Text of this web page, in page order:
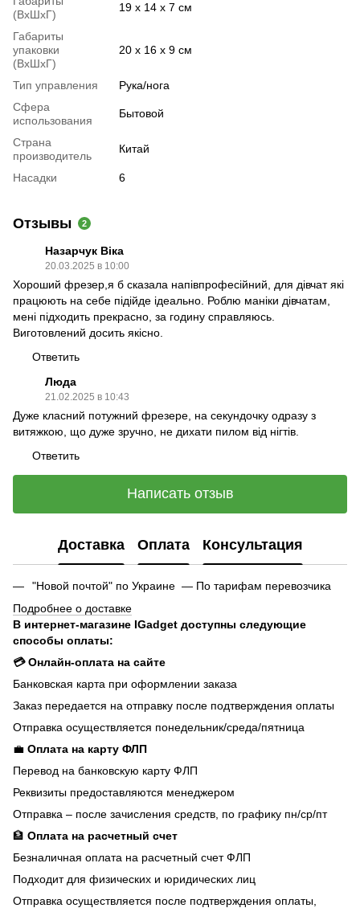
(ВхШхГ)
19 х 14 х 7 см
Габариты
упаковки
(ВхШхГ)
20 х 16 х 9 см
Тип управления
Рука/нога
Сфера
использования
Бытовой
Страна
производитель
Китай
Насадки 6
Отзывы 2
Назарчук Віка
20.03.2025 в 10:00
Хороший фрезер,я б сказала напівпрофесійний, для дівчат які
працюють на себе підійде ідеально. Роблю маніки дівчатам,
мені підходить прекрасно, за годину справляюсь.
Виготовлений досить якісно.
Ответить
Люда
21.02.2025 в 10:43
Дуже класний потужний фрезере, на секундочку одразу з
витяжкою, що дуже зручно, не дихати пилом від нігтів.
Ответить
Написать отзыв
Доставка Оплата Консультация
"Новой почтой" по Украине — По тарифам перевозчика
Подробнее о доставке
В интернет-магазине IGadget доступны следующие
способы оплаты:
💳 Онлайн-оплата на сайте
Банковская карта при оформлении заказа
Заказ передается на отправку после подтверждения оплаты
Отправка осуществляется понедельник/среда/пятница
💼 Оплата на карту ФЛП
Перевод на банковскую карту ФЛП
Реквизиты предоставляются менеджером
Отправка – после зачисления средств, по графику пн/ср/пт
🏦 Оплата на расчетный счет
Безналичная оплата на расчетный счет ФЛП
Подходит для физических и юридических лиц
Отправка осуществляется после подтверждения оплаты,